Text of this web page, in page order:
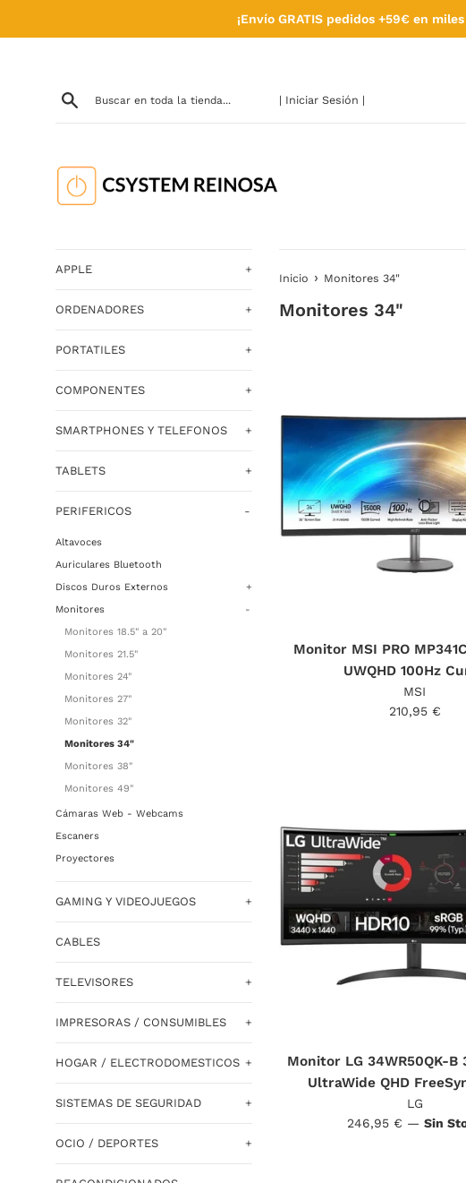
¡Envío GRATIS pedidos +59€ en
| Iniciar Sesión |
APPLE +
ORDENADORES +
PORTATILES +
COMPONENTES +
SMARTPHONES Y TELEFONOS +
TABLETS +
PERIFERICOS -
Altavoces
Auriculares Bluetooth
Discos Duros Externos
+
Monitores
-
Monitores 18.5" a 20"
Monitores 21.5"
Monitores 24"
Monitores 27"
Monitores 32"
Monitores 34"
Monitores 38"
Monitores 49"
Cámaras Web - Webcams
Escaners
Proyectores
GAMING Y VIDEOJUEGOS +
CABLES
TELEVISORES +
IMPRESORAS / CONSUMIBLES +
HOGAR / ELECTRODOMESTICOS +
SISTEMAS DE SEGURIDAD +
OCIO / DEPORTES +
Inicio › Monitores 34"
Monitores 34"
Monitor MSI PRO
UWQHD 100Hz
MSI
Precio
210,95 €
Monitor LG 34WR50QK-B
UltraWide QHD
LG
Precio
246,95 € — Sin